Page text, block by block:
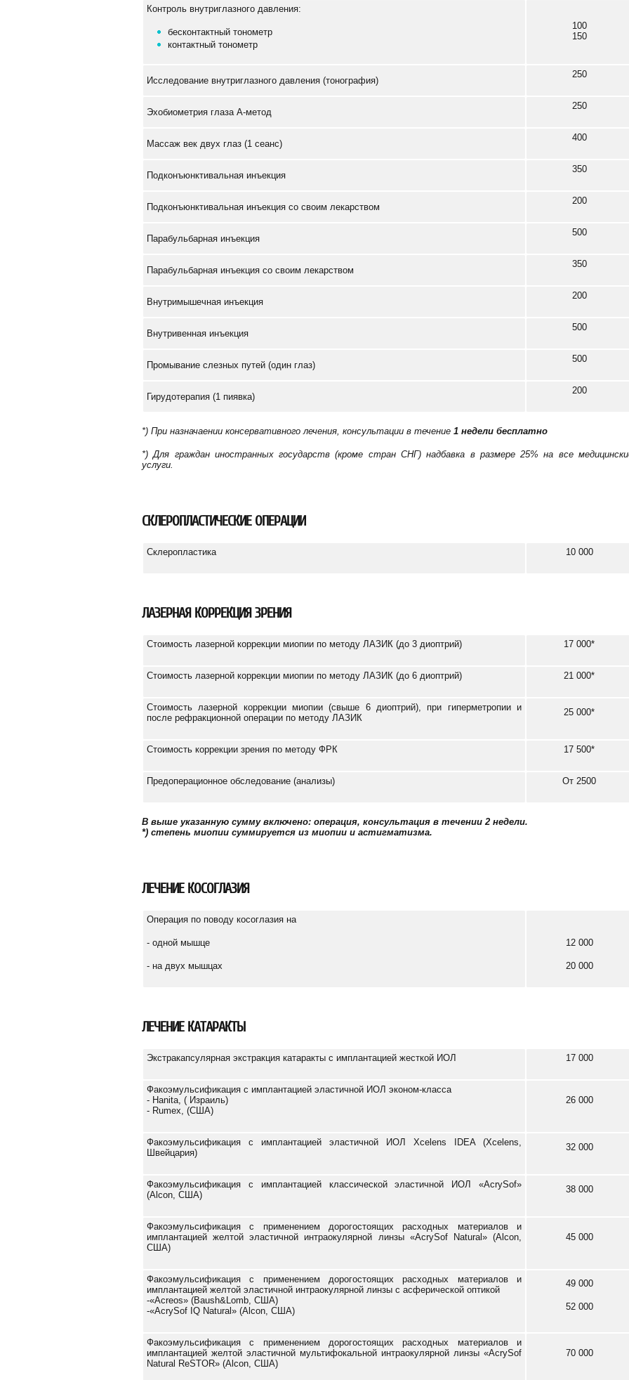
Контроль внутриглазного давления:
бесконтактный тонометр
контактный тонометр
100
150
Исследование внутриглазного давления (тонография)
250
Эхобиометрия глаза А-метод
250
Массаж век двух глаз (1 сеанс)
400
Подконъюнктивальная инъекция
350
Подконъюнктивальная инъекция со своим лекарством
200
Парабульбарная инъекция
500
Парабульбарная инъекция со своим лекарством
350
Внутримышечная инъекция
200
Внутривенная инъекция
500
Промывание слезных путей (один глаз)
500
Гирудотерапия (1 пиявка)
200
*) При назначаении консервативного лечения, консультации в течение 1 недели бесплатно
*) Для граждан иностранных государств (кроме стран СНГ) надбавка в размере 25% на все
услуги.
СКЛЕРОПЛАСТИЧЕСКИЕ ОПЕРАЦИИ
Склеропластика 10 000
ЛАЗЕРНАЯ КОРРЕКЦИЯ ЗРЕНИЯ
Стоимость лазерной коррекции миопии по методу ЛАЗИК (до 3 диоптрий) 17 000*
Стоимость лазерной коррекции миопии по методу ЛАЗИК (до 6 диоптрий) 21 000*
Стоимость лазерной коррекции миопии (свыше 6 диоптрий), при гиперметропии и
после рефракционной операции по методу ЛАЗИК
25 000*
Стоимость коррекции зрения по методу ФРК 17 500*
Предоперационное обследование (анализы) От 2500
В выше указанную сумму включено: операция, консультация в течении 2 недели.
*) степень миопии суммируется из миопии и астигматизма.
ЛЕЧЕНИЕ КОСОГЛАЗИЯ
Операция по поводу косоглазия на
- одной мышце
- на двух мышцах
12 000
20 000
ЛЕЧЕНИЕ КАТАРАКТЫ
Экстракапсулярная экстракция катаракты с имплантацией жесткой ИОЛ 17 000
Факоэмульсификация с имплантацией эластичной ИОЛ эконом-класса
- Hanita, ( Израиль)
- Rumex, (США)
26 000
Факоэмульсификация с имплантацией эластичной ИОЛ Xcelens IDEA (Xcelens,
Швейцария)
32 000
Факоэмульсификация с имплантацией классической эластичной ИОЛ «AcrySof»
(Alcon, США)
38 000
Факоэмульсификация с применением дорогостоящих расходных материалов и
имплантацией желтой эластичной интраокулярной линзы «AcrySof Natural» (Alcon,
США)
45 000
Факоэмульсификация с применением дорогостоящих расходных материалов и
имплантацией желтой эластичной интраокулярной линзы с асферической оптикой
-«Acreos» (Baush&Lomb, США)
-«AcrySof IQ Natural» (Alcon, США)
49 000
52 000
Факоэмульсификация с применением дорогостоящих расходных материалов и
имплантацией желтой эластичной мультифокальной интраокулярной линзы «AcrySof
Natural ReSTOR» (Alcon, США)
70 000